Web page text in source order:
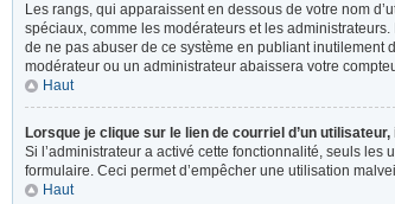
Les rangs, qui apparaissent en dessous de votre nom
spéciaux, comme les modérateurs et les
de ne pas abuser de ce système en publiant inutilement
modérateur ou un administrateur abaissera votre
Haut
Lorsque je clique sur le lien de courriel d’un
Si l’administrateur a activé cette fonctionnalité, seuls les
formulaire. Ceci permet d’empêcher une utilisation
Haut